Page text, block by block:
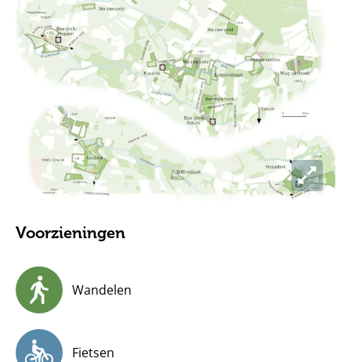
Voorzieningen
Wandelen
Fietsen